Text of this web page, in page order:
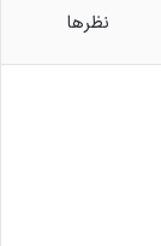
نظرها